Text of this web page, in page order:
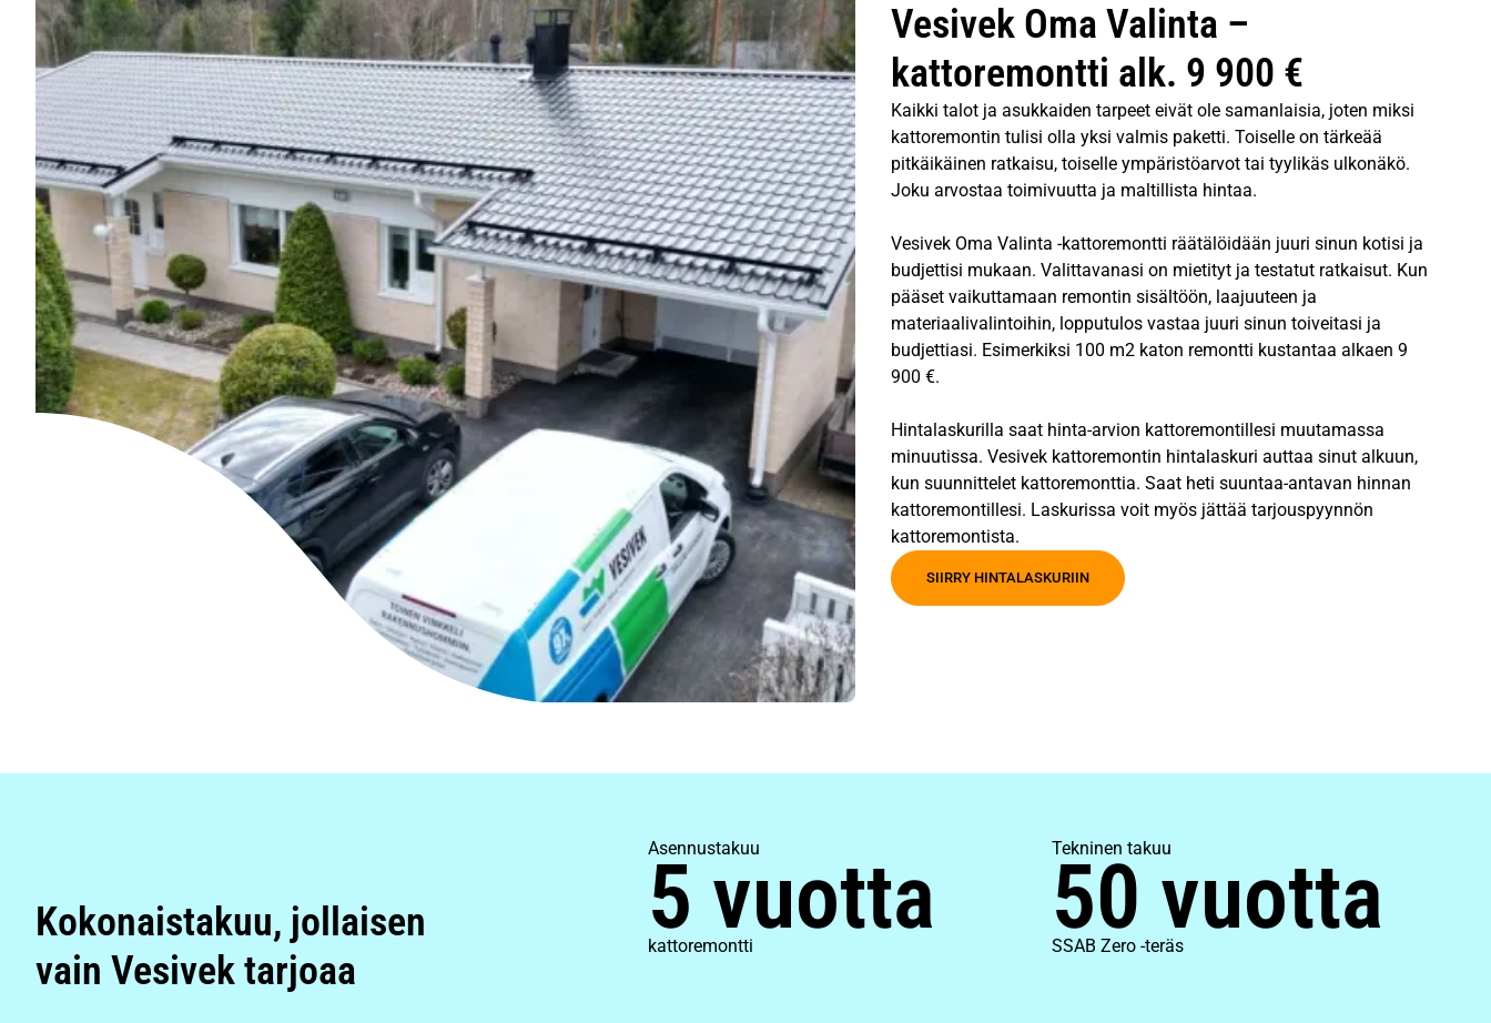
Vesivek Oma Valinta –
kattoremontti alk. 9 900 €
Kaikki talot ja asukkaiden tarpeet eivät ole samanlaisia, joten miksi
kattoremontin tulisi olla yksi valmis paketti. Toiselle on tärkeää
pitkäikäinen ratkaisu, toiselle ympäristöarvot tai tyylikäs ulkonäkö.
Joku arvostaa toimivuutta ja maltillista hintaa.
Vesivek Oma Valinta -kattoremontti räätälöidään juuri sinun kotisi ja
budjettisi mukaan. Valittavanasi on mietityt ja testatut ratkaisut. Kun
pääset vaikuttamaan remontin sisältöön, laajuuteen ja
materiaalivalintoihin, lopputulos vastaa juuri sinun toiveitasi ja
budjettiasi. Esimerkiksi 100 m2 katon remontti kustantaa alkaen 9
900 €.
Hintalaskurilla saat hinta-arvion kattoremontillesi muutamassa
minuutissa. Vesivek kattoremontin hintalaskuri auttaa sinut alkuun,
kun suunnittelet kattoremonttia. Saat heti suuntaa-antavan hinnan
kattoremontillesi. Laskurissa voit myös jättää tarjouspyynnön
kattoremontista.
SIIRRY HINTALASKURIIN
Kokonaistakuu, jollaisen
vain Vesivek tarjoaa
Asennustakuu
5 vuotta
kattoremontti
Tekninen takuu
50 vuotta
SSAB Zero -teräs